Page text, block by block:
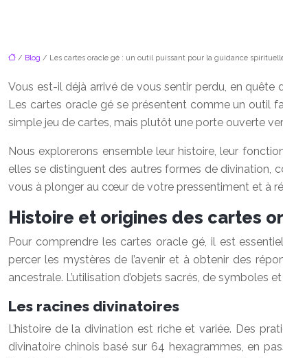
/ Blog / Les cartes oracle gé : un outil puissant pour la guidance
Vous est-il déjà arrivé de vous sentir perdu, en quête
Les cartes oracle gé se présentent comme un outil
simple jeu de cartes, mais plutôt une porte ouverte
Nous explorerons ensemble leur histoire, leur
elles se distinguent des autres formes de divination,
vous à plonger au cœur de votre pressentiment et à
Histoire et origines des cartes
Pour comprendre les cartes oracle gé, il est
percer les mystères de l’avenir et à obtenir des
ancestrale. L’utilisation d’objets sacrés, de
Les racines divinatoires
L’histoire de la divination est riche et variée. Des
divinatoire chinois basé sur 64 hexagrammes, en